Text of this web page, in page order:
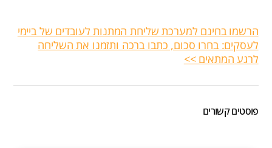
הרשמו בחינם למערכת שליחת המתנות לעובדים של ביימי
לעסקים: בחרו סכום, כתבו ברכה ותזמנו את השליחה
לרגע המתאים >>
פוסטים קשורים